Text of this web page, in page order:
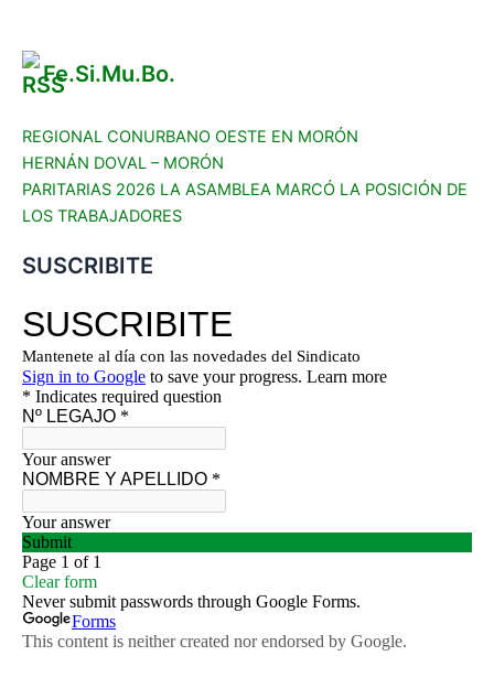
Fe.Si.Mu.Bo.
REGIONAL CONURBANO OESTE EN MORÓN
HERNÁN DOVAL – MORÓN
PARITARIAS 2026 LA ASAMBLEA MARCÓ LA POSICIÓN DE
LOS TRABAJADORES
SUSCRIBITE